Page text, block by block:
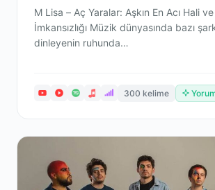
M Lisa – Aç Yaralar: Aşkın En Acı Hali
İmkansızlığı Müzik dünyasında bazı
dinleyenin ruhunda…
300 kelime